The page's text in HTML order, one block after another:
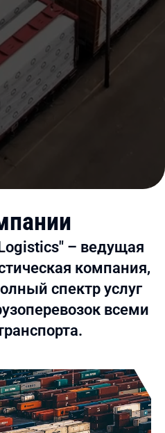
– ведущая
компания,
спектр услуг
всеми